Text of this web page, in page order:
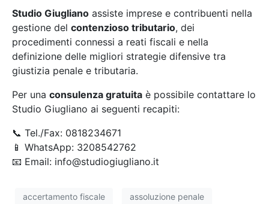
Studio Giugliano assiste imprese e contribuenti nella
gestione del contenzioso tributario, dei
procedimenti connessi a reati fiscali e nella
definizione delle migliori strategie difensive tra
giustizia penale e tributaria.
Per una consulenza gratuita è possibile contattare lo
Studio Giugliano ai seguenti recapiti:
📞 Tel./Fax: 0818234671
📱 WhatsApp: 3208542762
📧 Email: info@studiogiugliano.it
accertamento fiscale assoluzione penale